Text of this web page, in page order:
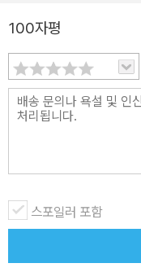
100자평
스포일러 포함